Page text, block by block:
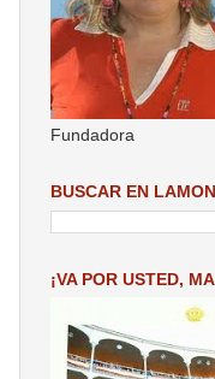
Fundadora
BUSCAR EN
¡VA POR USTED,